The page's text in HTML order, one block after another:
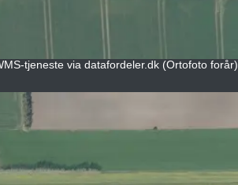
tjeneste via datafordeler.dk (Ortofoto forår)